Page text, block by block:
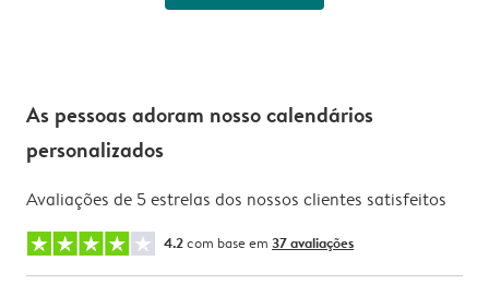
As pessoas adoram nosso calendários
personalizados
Avaliações de 5 estrelas dos nossos clientes satisfeitos
4.2com base em 37 avaliações